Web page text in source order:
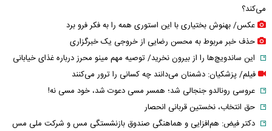
می‌کند؟
عکس/ بهنوش بختیاری با این استوری همه را به فکر فرو برد
حذف خبر مربوط به محسن رضایی از خروجی یک خبرگزاری
این ساندویچ‌ها را از بیرون نخرید/ توصیه مهم مینو محرز درباره غذای خیابانی
فیلم/ پزشکیان: دشمنان می‌دانند چه کسانی را ترور می‌کنند
عروسی رونالدو جنجالی شد؛ همسر مسی دعوت شد، خود مسی نه!
حق انتخاب، نخستین قربانی انحصار
دکتر فیض: هم‌افزایی و هماهنگی صندوق بازنشستگی مس و شرکت ملی مس